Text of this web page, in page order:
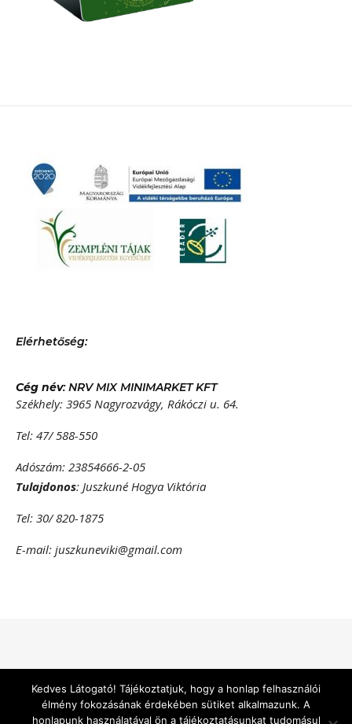
Elérhetőség:
Cég név: NRV MIX MINIMARKET KFT
Székhely: 3965 Nagyrozvágy, Rákóczi u. 64.
Tel: 47/ 588-550
Adószám: 23854666-2-05
Tulajdonos: Juszkuné Hogya Viktória
Tel: 30/ 820-1875
E-mail: juszkuneviki@gmail.com
Kedves Látogató! Tájékoztatjuk, hogy a honlap felhasználói
élmény fokozásának érdekében sütiket alkalmazunk. A
honlapunk használatával ön a tájékoztatásunkat tudomásul